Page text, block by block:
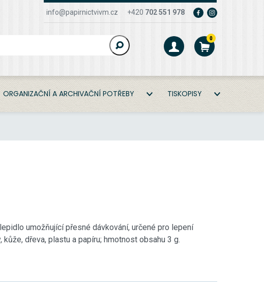
info@papirnictvivm.cz +420 702 551 978
0
ORGANIZAČNÍ A ARCHIVAČNÍ POTŘEBY TISKOPISY
umožňující přesné dávkování, určené pro lepení
kůže, dřeva, plastu a papíru; hmotnost obsahu 3 g.